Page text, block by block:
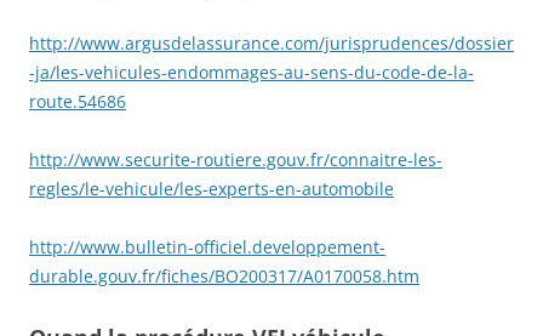
http://www.argusdelassurance.com/jurisprudences/dossier
-ja/les-vehicules-endommages-au-sens-du-code-de-la-
route.54686
http://www.securite-routiere.gouv.fr/connaitre-les-
regles/le-vehicule/les-experts-en-automobile
http://www.bulletin-officiel.developpement-
durable.gouv.fr/fiches/BO200317/A0170058.htm